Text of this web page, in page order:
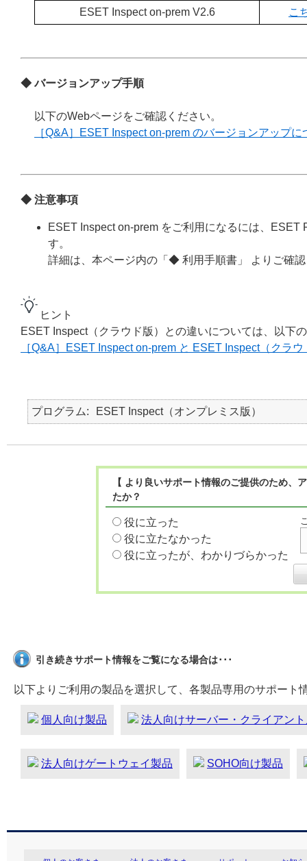
ESET Inspect on-prem V2.6 こ
◆ バージョンアップ手順
以下のWebページをご確認ください。
［Q&A］ESET Inspect on-prem のバージョンアップに
◆ 注意事項
ESET Inspect on-prem をご利用になるには、
す。
詳細は、本ページ内の「◆ 利用手順書」 よりご確
ヒント
ESET Inspect（クラウド版）との違いについては、以下
［Q&A］ESET Inspect on-prem と ESET Inspect（クラ
プログラム ESET Inspect（オンプレミス版）
【 より良いサポート情報のご提供のため
たか？
役に立った
役に立たなかった
役に立ったが、わかりづらかった
引き続きサポート情報をご覧になる場合は･･･
以下よりご利用の製品を選択して、各製品専用のサポート
個人向け製品 法人向けサーバー・クライアン
法人向けゲートウェイ製品 SOHO向け製品